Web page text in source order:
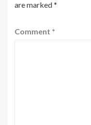
are marked*
Comment *